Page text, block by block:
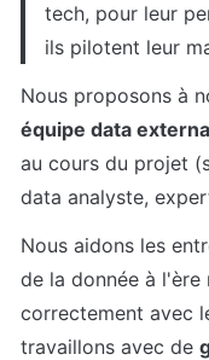
tech, pour leur
ils pilotent leur
Nous proposons à
équipe data
au cours du projet
data analyste,
Nous aidons les
de la donnée à l'ère
correctement avec
travaillons avec de